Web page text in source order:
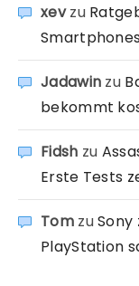
xevzu
Jadawin zu
bekommt
Fidsh zu
Erste Tests
TomzuSony
PlayStation